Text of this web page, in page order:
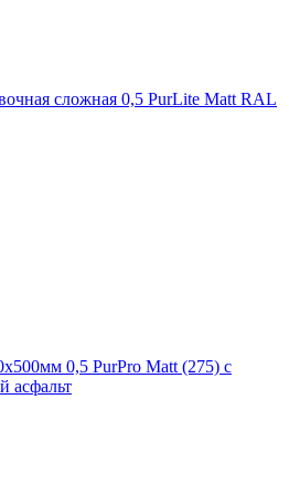
сложная 0,5 PurLite Matt RAL
0,5 PurPro Matt (275) с
асфальт